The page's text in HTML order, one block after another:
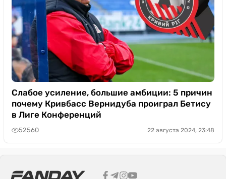
Слабое усиление, большие амбиции: 5 причин
почему Кривбасс Вернидуба проиграл Бетису
в Лиге Конференций
52560 22 августа 2024, 23:48